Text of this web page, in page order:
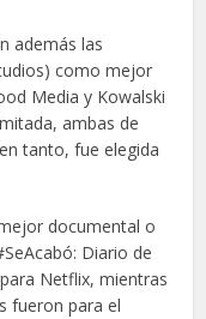
además las
como mejor
Media y Kowalski
ambas de
tanto, fue elegida
documental o
Diario de
Netflix, mientras
fueron para el